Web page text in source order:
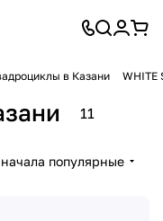
в Казани WHITE
11
популярные